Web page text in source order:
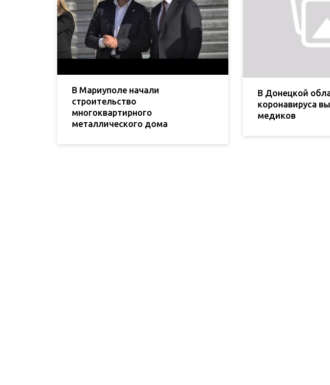
В Мариуполе начали
строительство
многоквартирного
металлического дома
В Донецкой
коронавируса
медиков